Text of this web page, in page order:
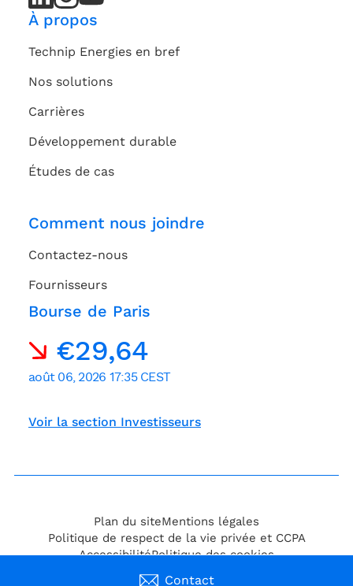
Contact
Channel
À propos
Technip Energies en bref
Nos solutions
Carrières
Développement durable
Études de cas
Comment nous joindre
Contactez-nous
Fournisseurs
Bourse de Paris
Voir la section Investisseurs
© Technip Energies N.V. 2026
Plan du siteMentions légales
Politique de respect de la vie privée et CCPA
AccessibilitéPolitique des cookies